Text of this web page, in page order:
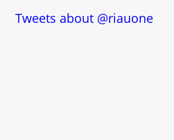
Tweets about @riauone